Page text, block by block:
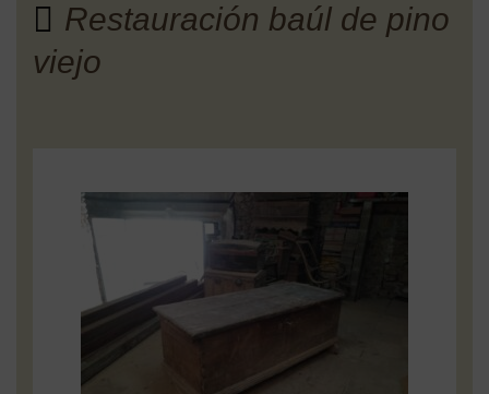
Restauración baúl de pino
viejo